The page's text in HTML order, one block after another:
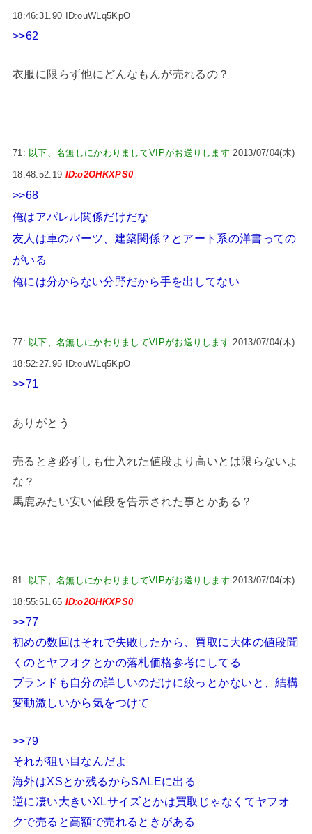
18:46:31.90 ID:ouWLq5KpO
>>62
衣服に限らず他にどんなもんが売れるの？
71: 以下、名無しにかわりましてVIPがお送りします 2013/07/04(木)
18:48:52.19 ID:o2OHKXPS0
>>68
俺はアパレル関係だけだな
友人は車のパーツ、建築関係？とアート系の洋書っての
がいる
俺には分からない分野だから手を出してない
77: 以下、名無しにかわりましてVIPがお送りします 2013/07/04(木)
18:52:27.95 ID:ouWLq5KpO
>>71
ありがとう
売るとき必ずしも仕入れた値段より高いとは限らないよ
な？
馬鹿みたい安い値段を告示された事とかある？
81: 以下、名無しにかわりましてVIPがお送りします 2013/07/04(木)
18:55:51.65 ID:o2OHKXPS0
>>77
初めの数回はそれで失敗したから、買取に大体の値段聞
くのとヤフオクとかの落札価格参考にしてる
ブランドも自分の詳しいのだけに絞っとかないと、結構
変動激しいから気をつけて
>>79
それが狙い目なんだよ
海外はXSとか残るからSALEに出る
逆に凄い大きいXLサイズとかは買取じゃなくてヤフオ
クで売ると高額で売れるときがある